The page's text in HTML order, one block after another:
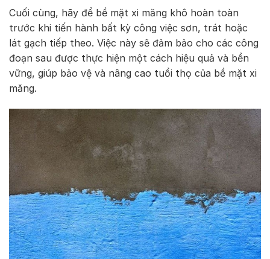
Cuối cùng, hãy để bề mặt xi măng khô hoàn toàn
trước khi tiến hành bất kỳ công việc sơn, trát hoặc
lát gạch tiếp theo. Việc này sẽ đảm bảo cho các công
đoạn sau được thực hiện một cách hiệu quả và bền
vững, giúp bảo vệ và nâng cao tuổi thọ của bề mặt xi
măng.